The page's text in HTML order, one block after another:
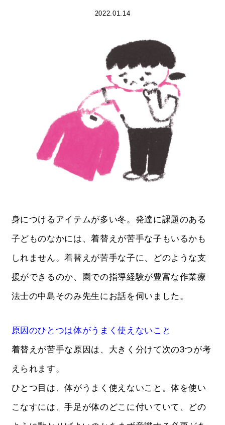
2022.01.14
身につけるアイテムが多い冬。発達に課題のある
子どものなかには、着替えが苦手な子もいるかも
しれません。着替えが苦手な子に、どのような支
援ができるのか、園での指導経験が豊富な作業療
法士の中島そのみ先生にお話を伺いました。
原因のひとつは体がうまく使えないこと
着替えが苦手な原因は、大きく分けて次の3つが考
えられます。
ひとつ目は、体がうまく使えないこと。体を使い
こなすには、手足が体のどこに付いていて、どの